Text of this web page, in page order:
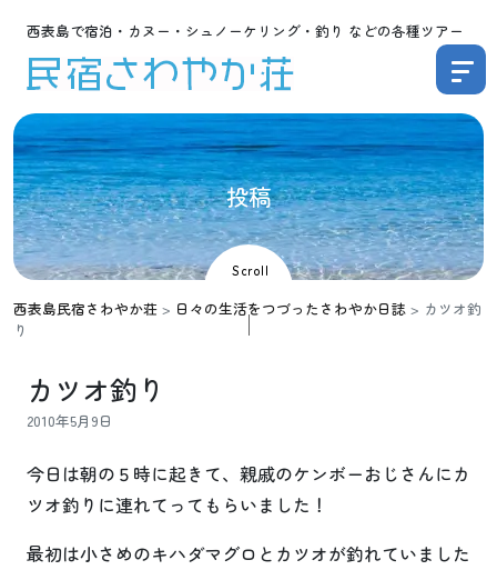
西表島で宿泊・カヌー・シュノーケリング・釣り などの各種ツアー
投稿
Scroll
西表島民宿さわやか荘 > 日々の生活をつづったさわやか日誌 > カツオ釣
り
カツオ釣り
2010年5月9日
今日は朝の５時に起きて、親戚のケンボーおじさんにカ
ツオ釣りに連れてってもらいました！
最初は小さめのキハダマグロとカツオが釣れていました